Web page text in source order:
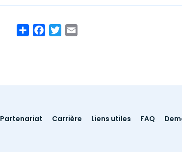
ShareFacebook
Twitter
Partenariat Carrière Liens utiles FAQ